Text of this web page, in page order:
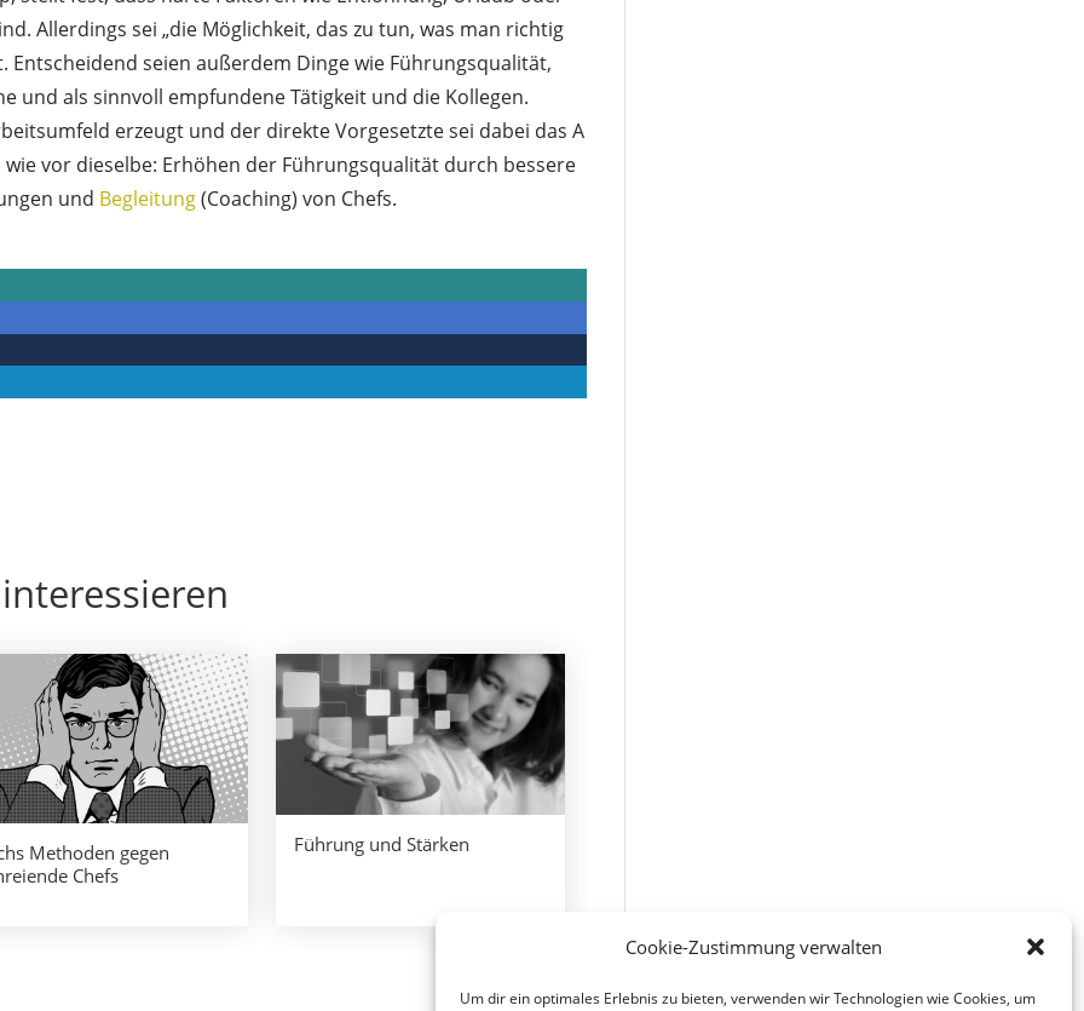
Cookie-Zustimmung verwalten
Um dir ein optimales Erlebnis zu bieten, verwenden wir Technologien wie Cookies, um
Allerdings sei „die Möglichkeit, das zu tun, was man richtig
Entscheidend seien außerdem Dinge wie Führungsqualität,
und als sinnvoll empfundene Tätigkeit und die Kollegen.
erzeugt und der direkte Vorgesetzte sei dabei das A
vor dieselbe: Erhöhen der Führungsqualität durch bessere
und Begleitung(Coaching) von Chefs.
Methoden gegen
Chefs
Führung und Stärken